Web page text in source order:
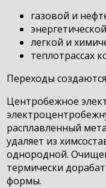
газовой и
легкой и
теплотрассах
Переходы
Центробежное
расплавленный
удаляет из
однородной.
термически
формы.